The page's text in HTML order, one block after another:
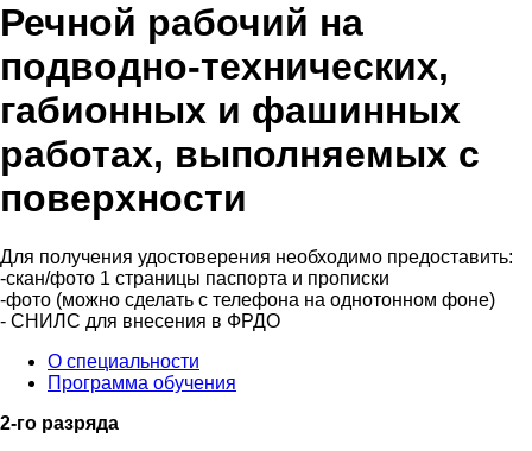
Речной рабочий на
подводно-технических,
габионных и фашинных
работах, выполняемых с
поверхности
Для получения удостоверения необходимо предоставить:
-скан/фото 1 страницы паспорта и прописки
-фото (можно сделать с телефона на однотонном фоне)
- СНИЛС для внесения в ФРДО
О специальности
Программа обучения
2-го разряда